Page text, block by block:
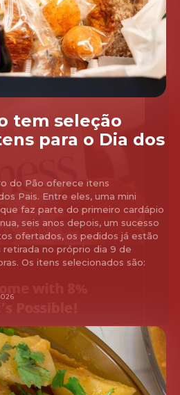
tem seleção
para o Dia dos
do Pão oferece itens
Pais. Entre eles, uma mini
faz parte do primeiro cardápio
seis anos depois, um sucesso
ofertados, os pedidos já estão
no próprio dia 9 de
são: